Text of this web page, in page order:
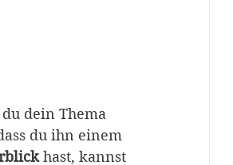
dein Thema
du ihn einem
hast, kannst